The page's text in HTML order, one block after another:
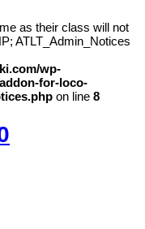
as their class will not
ATLT_Admin_Notices
wp-
for-loco-
on line 8